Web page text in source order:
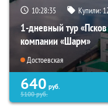
10:28:34 Купили:
1-дневный тур
компании «Шарм»
Достоевская
640 руб.
5100руб.